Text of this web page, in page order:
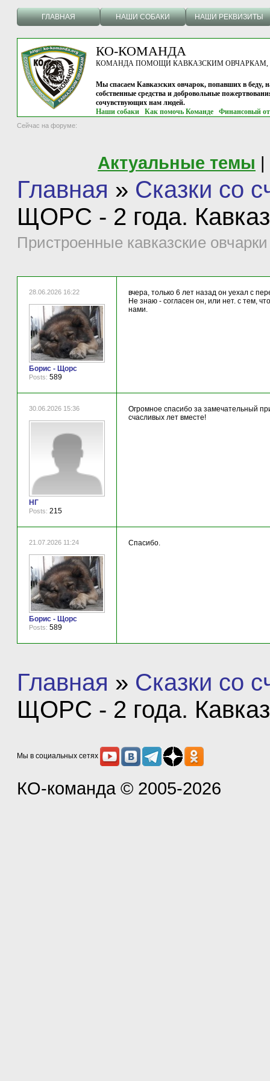
ГЛАВНАЯ НАШИ СОБАКИ НАШИ РЕКВИЗИТЫ
КО-КОМАНДА
КОМАНДА ПОМОЩИ КАВКАЗСКИМ ОВЧАРКАМ, г.
Мы спасаем Кавказских овчарок, попавших в беду,
собственные средства и добровольные
сочувствующих нам людей.
Наши собаки
Как помочь Команде Финансовый
Сейчас на форуме:
Актуальные темы |
Главная » Сказки со
ЩОРС - 2 года.
Пристроенные кавказские овчарки
28.06.2026 16:22
Борис - Щорс
Posts: 589
вчера, только 6 лет назад он уехал с
Не знаю - согласен он, или нет. с тем,
нами.
30.06.2026 15:36
НГ
Posts: 215
Огромное спасибо за замечательный
счасливых лет вместе!
21.07.2026 11:24
Борис - Щорс
Posts: 589
Спасибо.
Главная » Сказки со
ЩОРС - 2 года.
Мы в социальных сетях
КО-команда © 2005-2026